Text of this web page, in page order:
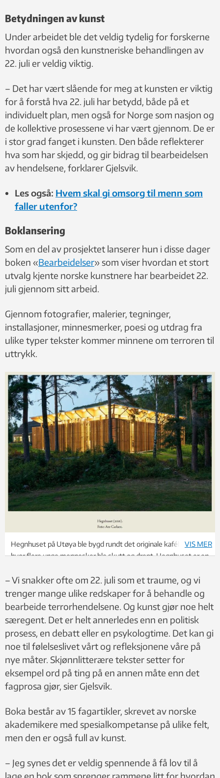
Betydningen av kunst
Under arbeidet ble det veldig tydelig for forskerne
hvordan også den kunstneriske behandlingen av
22. juli er veldig viktig.
– Det har vært slående for meg at kunsten er viktig
for å forstå hva 22. juli har betydd, både på et
individuelt plan, men også for Norge som nasjon og
de kollektive prosessene vi har vært gjennom. De er
i stor grad fanget i kunsten. Den både reflekterer
hva som har skjedd, og gir bidrag til bearbeidelsen
av hendelsene, forklarer Gjelsvik.
Les også: Hvem skal gi omsorg til menn som
faller utenfor?
Boklansering
Som en del av prosjektet lanserer hun i disse dager
boken «Bearbeidelser» som viser hvordan et stort
utvalg kjente norske kunstnere har bearbeidet 22.
juli gjennom sitt arbeid.
Gjennom fotografier, malerier, tegninger,
installasjoner, minnesmerker, poesi og utdrag fra
ulike typer tekster kommer minnene om terroren til
uttrykk.
Hegnhuset på Utøya ble bygd rundt det originale kafébygget
hvor flere unge mennesker ble skutt og drept. Hegnhuset er en
Are Carlsen
VIS MER
– Vi snakker ofte om 22. juli som et traume, og vi
trenger mange ulike redskaper for å behandle og
bearbeide terrorhendelsene. Og kunst gjør noe helt
særegent. Det er helt annerledes enn en politisk
prosess, en debatt eller en psykologtime. Det kan gi
noe til følelseslivet vårt og refleksjonene våre på
nye måter. Skjønnlitterære tekster setter for
eksempel ord på ting på en annen måte enn det
fagprosa gjør, sier Gjelsvik.
Boka består av 15 fagartikler, skrevet av norske
akademikere med spesialkompetanse på ulike felt,
men den er også full av kunst.
– Jeg synes det er veldig spennende å få lov til å